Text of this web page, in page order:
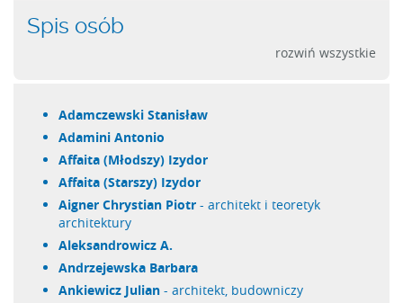
Spis osób
rozwiń wszystkie
Adamczewski Stanisław
Adamini Antonio
Affaita (Młodszy) Izydor
Affaita (Starszy) Izydor
Aigner Chrystian Piotr - architekt i teoretyk
architektury
Aleksandrowicz A.
Andrzejewska Barbara
Ankiewicz Julian - architekt, budowniczy